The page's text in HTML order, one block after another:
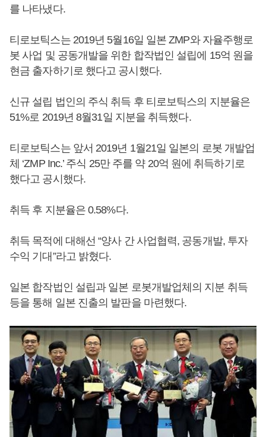
를 나타냈다.
티로보틱스는 2019년 5월16일 일본 ZMP와 자율주행로
봇 사업 및 공동개발을 위한 합작법인 설립에 15억 원을
현금 출자하기로 했다고 공시했다.
신규 설립 법인의 주식 취득 후 티로보틱스의 지분율은
51%로 2019년 8월31일 지분을 취득했다.
티로보틱스는 앞서 2019년 1월21일 일본의 로봇 개발업
체 ‘ZMP Inc.’ 주식 25만 주를 약 20억 원에 취득하기로
했다고 공시했다.
취득 후 지분율은 0.58%다.
취득 목적에 대해선 “양사 간 사업협력, 공동개발, 투자
수익 기대”라고 밝혔다.
일본 합작법인 설립과 일본 로봇개발업체의 지분 취득
등을 통해 일본 진출의 발판을 마련했다.